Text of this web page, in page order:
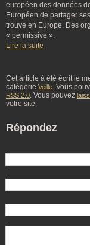
européen des données
Européen de partager
trouve en Europe. Des
« permissive ».
Lire la suite
Cet article à été écrit le
catégorie Veille. Vous
RSS 2.0. Vous pouvez
votre site.
Répondez